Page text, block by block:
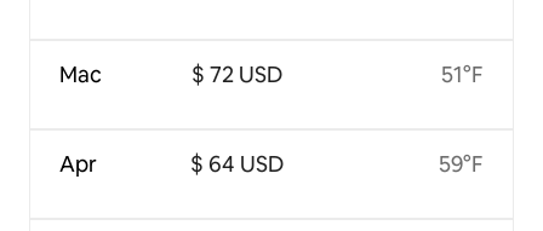
Mac
Apr
$ 72 USD
$ 64 USD
51°F
59°F